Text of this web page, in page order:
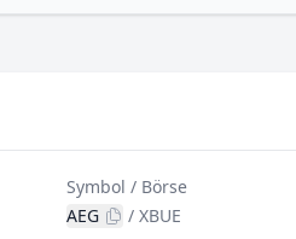
Symbol / Börse
AEG
/XBUE